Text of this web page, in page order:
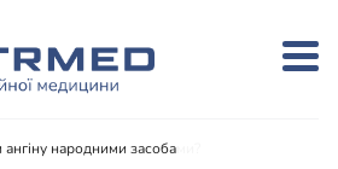
народними засобами?